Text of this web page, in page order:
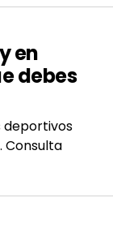
en
debes
deportivos
Consulta